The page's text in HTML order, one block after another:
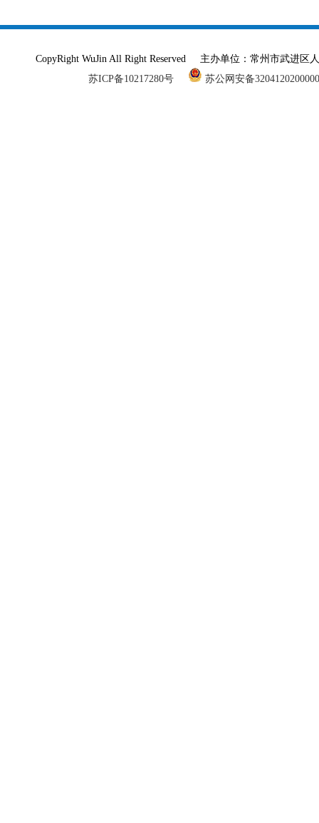
CopyRight WuJin All Right Reserved 主办单位：常州市武进
苏ICP备10217280号
苏公网安备